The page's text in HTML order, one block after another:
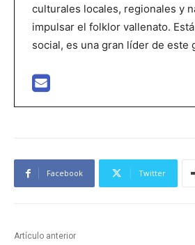
culturales locales, regionales y
impulsar el folklor vallenato.
social, es una gran líder de este
Facebook Twitter
Artículo anterior